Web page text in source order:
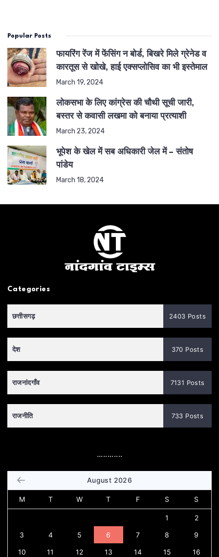
Popular Posts
फायरिंग रेंज में फेंसिंग न बोर्ड, बिखरे मिले ग्रेनेड व
कारतूस से खोखे, हाई एक्सप्लोसिव का भी इस्तेमाल
March 19, 2024
लोकसभा के लिए कांग्रेस की चौथी सूची जारी,
बस्तर से कवासी लखमा को बनाया प्रत्याशी
March 23, 2024
भूपेश के खेल में सब अधिकारी जेल में – संतोष
पांडेय
March 18, 2024
Categories
छत्तीसगढ़ 2403 Posts
देश 370 Posts
राजनांदगाँव 7131 Posts
राजनीति 733 Posts
............
August 2026
M T W T F S S
1 2
3 4 5 6 7 8 9
10 11 12 13 14 15 16